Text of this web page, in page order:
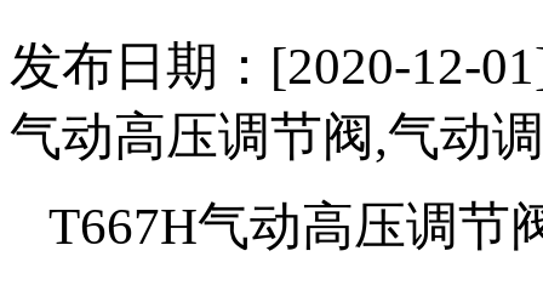
发布日期：[2020-12-
气动高压调节阀,气动
T667H气动高压调节